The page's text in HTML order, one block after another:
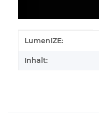
Produkteigenschaft
Wert
LumenIZE:
Inhalt: